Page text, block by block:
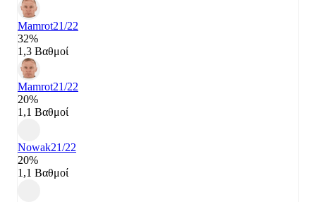
Mamrot21/22
32%
1,3 Βαθμοί
Mamrot21/22
20%
1,1 Βαθμοί
Nowak21/22
20%
1,1 Βαθμοί